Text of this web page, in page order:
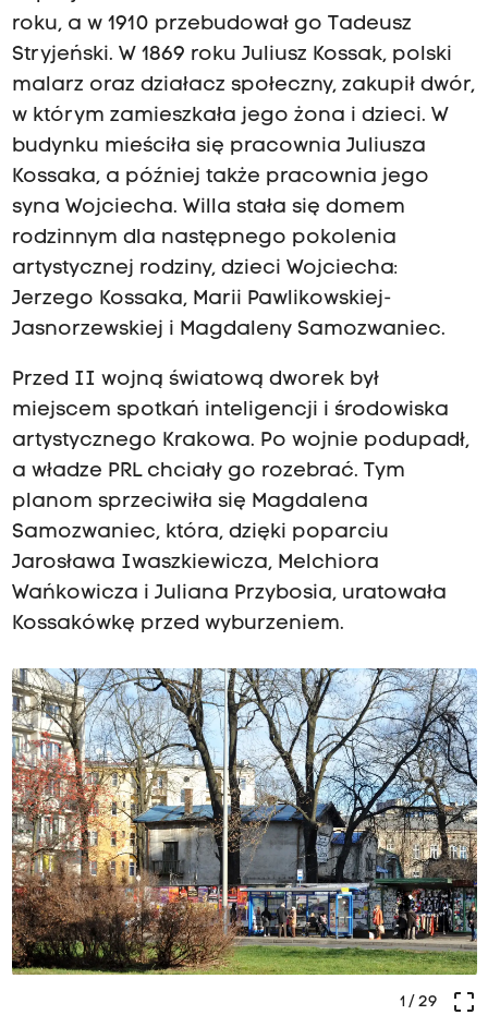
roku, a w 1910 przebudował go Tadeusz
Stryjeński. W 1869 roku Juliusz Kossak, polski
malarz oraz działacz społeczny, zakupił dwór,
w którym zamieszkała jego żona i dzieci. W
budynku mieściła się pracownia Juliusza
Kossaka, a później także pracownia jego
syna Wojciecha. Willa stała się domem
rodzinnym dla następnego pokolenia
artystycznej rodziny, dzieci Wojciecha:
Jerzego Kossaka, Marii Pawlikowskiej-
Jasnorzewskiej i Magdaleny Samozwaniec.
Przed II wojną światową dworek był
miejscem spotkań inteligencji i środowiska
artystycznego Krakowa. Po wojnie podupadł,
a władze PRL chciały go rozebrać. Tym
planom sprzeciwiła się Magdalena
Samozwaniec, która, dzięki poparciu
Jarosława Iwaszkiewicza, Melchiora
Wańkowicza i Juliana Przybosia, uratowała
Kossakówkę przed wyburzeniem.
crop_free
1/ 29